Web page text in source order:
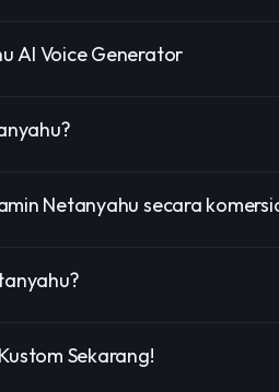
AI Voice Generator
Netanyahu secara
Sekarang!